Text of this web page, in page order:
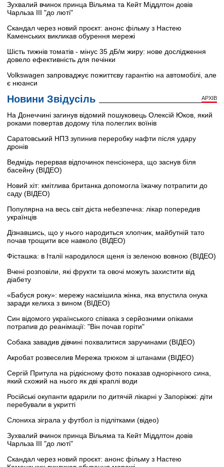
Зухвалий вчинок принца Вільяма та Кейт Міддлтон довів
Чарльза III "до люті"
Скандал через новий проєкт: анонс фільму з Настею
Каменських викликав обурення мережі
Шість тижнів томатів - мінус 35 дБ/м жиру: нове дослідження
довело ефективність для печінки
Volkswagen запроваджує пожиттєву гарантію на автомобілі, але
є нюанси
Новини Звідусіль АРХІВ
На Донеччині загинув відомий пошуковець Олексій Юков, який
роками повертав додому тіла полеглих воїнів
Саратовський НПЗ зупинив переробку нафти після удару
дронів
Ведмідь перервав відпочинок пенсіонера, що заснув біля
басейну (ВІДЕО)
Новий хіт: кмітлива британка допомогла їжачку потрапити до
саду (ВІДЕО)
Популярна на весь світ дієта небезпечна: лікар попередив
українців
Дізнавшись, що у нього народиться хлопчик, майбутній тато
почав трощити все навколо (ВІДЕО)
Фісташка: в Італії народилося щеня із зеленою вовною (ВІДЕО)
Вчені розповіли, які фрукти та овочі можуть захистити від
діабету
«Бабуся року»: мережу насмішила жінка, яка впустила онука
заради келиха з вином (ВІДЕО)
Син відомого українського співака з серйозними опіками
потрапив до реанімації: "Він почав горіти"
Собака завадив дівчині похвалитися заручинами (ВІДЕО)
Акробат розвеселив Мережа трюком зі штанами (ВІДЕО)
Сергій Притула на рідкісному фото показав однорічного сина,
який схожий на нього як дві краплі води
Російські окупанти вдарили по дитячій лікарні у Запоріжжі: діти
перебували в укритті
Слониха зіграла у футбол із підлітками (відео)
Зухвалий вчинок принца Вільяма та Кейт Міддлтон довів
Чарльза III "до люті"
Скандал через новий проєкт: анонс фільму з Настею